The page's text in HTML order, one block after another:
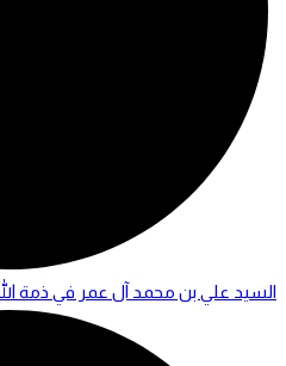
السيد علي بن محمد آل عمر في ذمة الله